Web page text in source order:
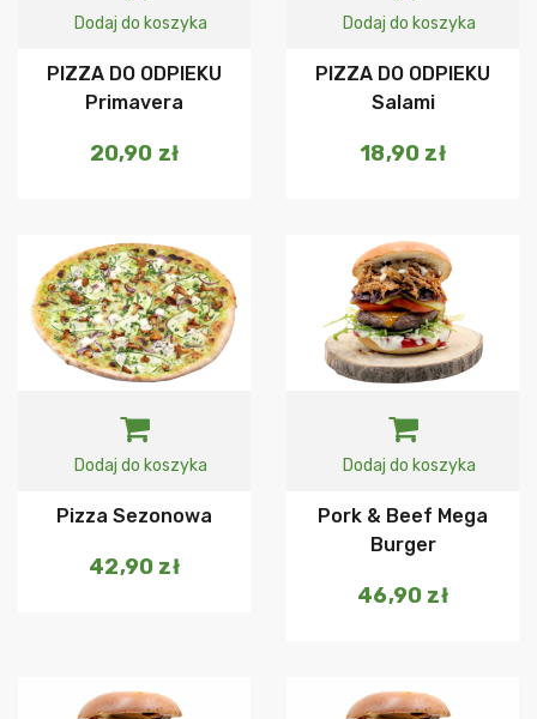
Dodaj do koszyka
PIZZA DO ODPIEKU
Primavera
20,90 zł
Dodaj do koszyka
PIZZA DO ODPIEKU
Salami
18,90 zł
Dodaj do koszyka
Pizza Sezonowa
42,90 zł
Dodaj do koszyka
Pork & Beef Mega
Burger
46,90 zł